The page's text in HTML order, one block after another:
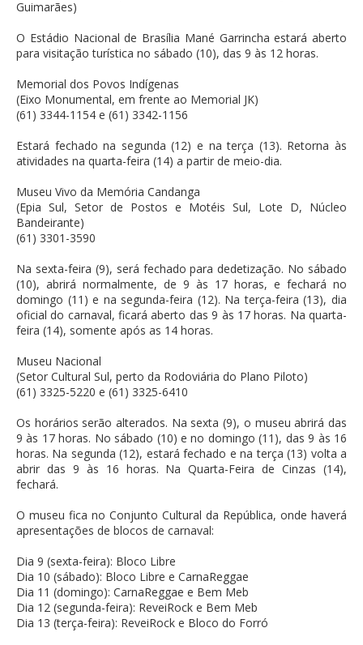
Guimarães)
O Estádio Nacional de Brasília Mané Garrincha estará aberto
para visitação turística no sábado (10), das 9 às 12 horas.
Memorial dos Povos Indígenas
(Eixo Monumental, em frente ao Memorial JK)
(61) 3344-1154 e (61) 3342-1156
Estará fechado na segunda (12) e na terça (13). Retorna às
atividades na quarta-feira (14) a partir de meio-dia.
Museu Vivo da Memória Candanga
(Epia Sul, Setor de Postos e Motéis Sul, Lote D, Núcleo
Bandeirante)
(61) 3301-3590
Na sexta-feira (9), será fechado para dedetização. No sábado
(10), abrirá normalmente, de 9 às 17 horas, e fechará no
domingo (11) e na segunda-feira (12). Na terça-feira (13), dia
oficial do carnaval, ficará aberto das 9 às 17 horas. Na quarta-
feira (14), somente após as 14 horas.
Museu Nacional
(Setor Cultural Sul, perto da Rodoviária do Plano Piloto)
(61) 3325-5220 e (61) 3325-6410
Os horários serão alterados. Na sexta (9), o museu abrirá das
9 às 17 horas. No sábado (10) e no domingo (11), das 9 às 16
horas. Na segunda (12), estará fechado e na terça (13) volta a
abrir das 9 às 16 horas. Na Quarta-Feira de Cinzas (14),
fechará.
O museu fica no Conjunto Cultural da República, onde haverá
apresentações de blocos de carnaval:
Dia 9 (sexta-feira): Bloco Libre
Dia 10 (sábado): Bloco Libre e CarnaReggae
Dia 11 (domingo): CarnaReggae e Bem Meb
Dia 12 (segunda-feira): ReveiRock e Bem Meb
Dia 13 (terça-feira): ReveiRock e Bloco do Forró